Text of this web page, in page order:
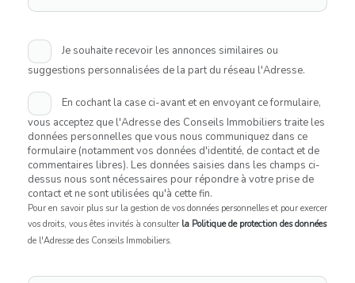
Je souhaite recevoir les annonces similaires ou
suggestions personnalisées de la part du réseau l'Adresse.
En cochant la case ci-avant et en envoyant ce formulaire,
vous acceptez que l'Adresse des Conseils Immobiliers traite les
données personnelles que vous nous communiquez dans ce
formulaire (notamment vos données d'identité, de contact et de
commentaires libres). Les données saisies dans les champs ci-
dessus nous sont nécessaires pour répondre à votre prise de
contact et ne sont utilisées qu'à cette fin.
Pour en savoir plus sur la gestion de vos données personnelles et pour exercer
vos droits, vous êtes invités à consulter la Politique de protection des données
de l'Adresse des Conseils Immobiliers.